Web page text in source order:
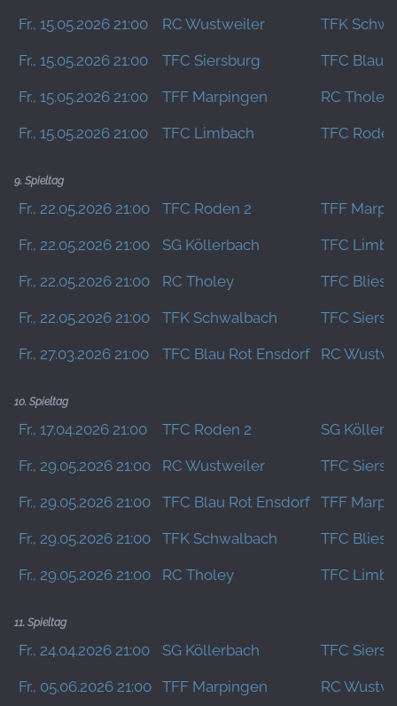
Fr., 15.05.2026 21:00 RC Wustweiler TFK
Fr., 15.05.2026 21:00 TFC Siersburg TFC Blau
Fr., 15.05.2026 21:00 TFF Marpingen RC Tholey
Fr., 15.05.2026 21:00 TFC Limbach TFC
9. Spieltag
Fr., 22.05.2026 21:00 TFC Roden 2 TFF
Fr., 22.05.2026 21:00 SG Köllerbach TFC
Fr., 22.05.2026 21:00 RC Tholey TFC
Fr., 22.05.2026 21:00 TFK Schwalbach TFC
Fr., 27.03.2026 21:00 TFC Blau Rot Ensdorf RC
10. Spieltag
Fr., 17.04.2026 21:00 TFC Roden 2 SG
Fr., 29.05.2026 21:00 RC Wustweiler TFC
Fr., 29.05.2026 21:00 TFC Blau Rot Ensdorf TFF
Fr., 29.05.2026 21:00 TFK Schwalbach TFC
Fr., 29.05.2026 21:00 RC Tholey TFC
11. Spieltag
Fr., 24.04.2026 21:00 SG Köllerbach TFC
Fr., 05.06.2026 21:00 TFF Marpingen RC